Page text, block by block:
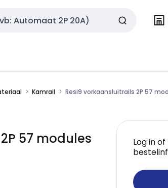
Kamrail Resi9 vorkaansluitrails 2P 57
57 modules
Log in